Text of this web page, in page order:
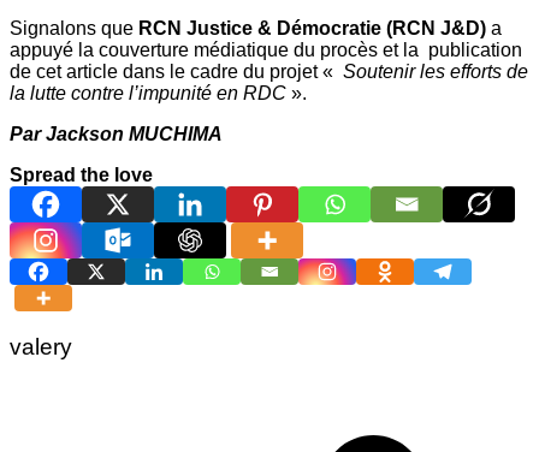
Signalons que RCN Justice & Démocratie (RCN J&D) a
appuyé la couverture médiatique du procès et la publication
de cet article dans le cadre du projet « Soutenir les efforts de
la lutte contre l’impunité en RDC ».
Par Jackson MUCHIMA
Spread the love
valery